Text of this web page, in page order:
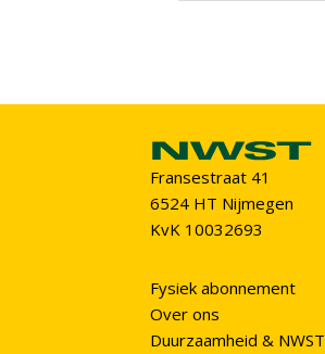
Fransestraat 41
6524 HT Nijmegen
KvK 10032693
Fysiek abonnement
Over ons
Duurzaamheid & NWST